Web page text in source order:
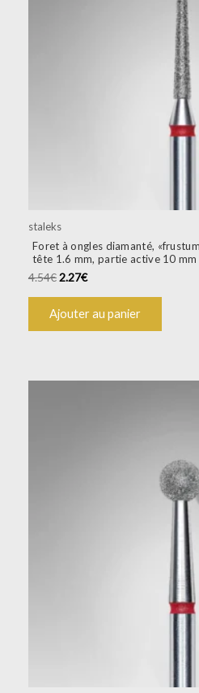
staleks
Foret à ongles diamanté,
tête 1.6 mm, partie active 10 mm
4.54€2.27€
Ajouter au panier